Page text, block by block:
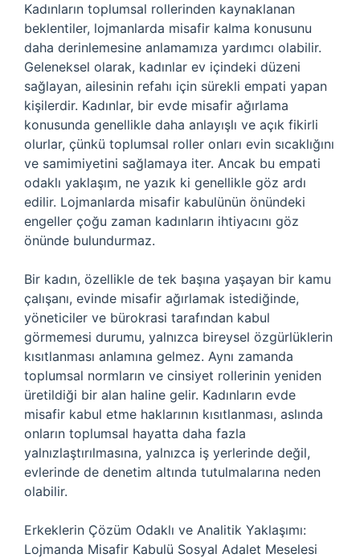
Kadınların toplumsal rollerinden kaynaklanan
beklentiler, lojmanlarda misafir kalma konusunu
daha derinlemesine anlamamıza yardımcı olabilir.
Geleneksel olarak, kadınlar ev içindeki düzeni
sağlayan, ailesinin refahı için sürekli empati yapan
kişilerdir. Kadınlar, bir evde misafir ağırlama
konusunda genellikle daha anlayışlı ve açık fikirli
olurlar, çünkü toplumsal roller onları evin sıcaklığını
ve samimiyetini sağlamaya iter. Ancak bu empati
odaklı yaklaşım, ne yazık ki genellikle göz ardı
edilir. Lojmanlarda misafir kabulünün önündeki
engeller çoğu zaman kadınların ihtiyacını göz
önünde bulundurmaz.
Bir kadın, özellikle de tek başına yaşayan bir kamu
çalışanı, evinde misafir ağırlamak istediğinde,
yöneticiler ve bürokrasi tarafından kabul
görmemesi durumu, yalnızca bireysel özgürlüklerin
kısıtlanması anlamına gelmez. Aynı zamanda
toplumsal normların ve cinsiyet rollerinin yeniden
üretildiği bir alan haline gelir. Kadınların evde
misafir kabul etme haklarının kısıtlanması, aslında
onların toplumsal hayatta daha fazla
yalnızlaştırılmasına, yalnızca iş yerlerinde değil,
evlerinde de denetim altında tutulmalarına neden
olabilir.
Erkeklerin Çözüm Odaklı ve Analitik Yaklaşımı:
Lojmanda Misafir Kabulü Sosyal Adalet Meselesi